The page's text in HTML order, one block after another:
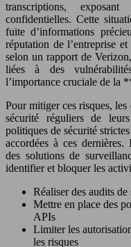
transcriptions,
confidentielles. Cette
fuite d’informations
réputation de l’entreprise
selon un rapport de
liées à des
l’importance cruciale de la
Pour mitiger ces risques,
sécurité réguliers de
politiques de sécurité
accordées à ces
des solutions de
identifier et bloquer les
Réaliser des audits
Mettre en place des
APIs
Limiter les
les risques